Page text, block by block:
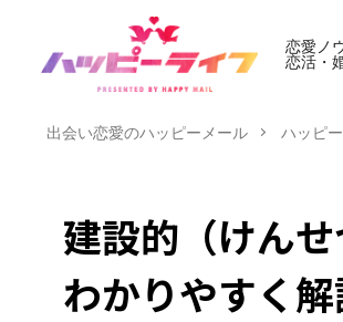
恋愛ノ
恋活・
出会い恋愛のハッピーメール ハッピ
建設的（けん
わかりやすく解